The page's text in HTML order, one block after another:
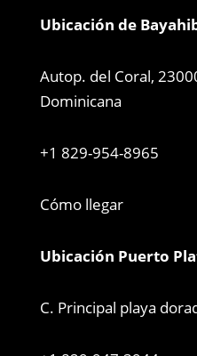
Ubicación de
Autop. del Coral,
Dominicana
+1 829-954-8965
Cómo llegar
Ubicación Puerto
C. Principal playa